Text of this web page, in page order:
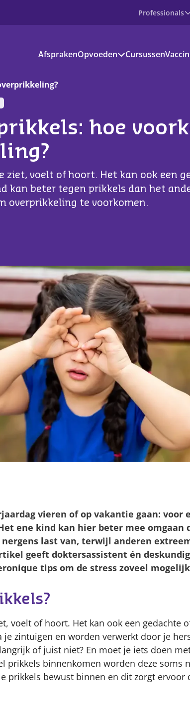
Professionals
Prenataal
AfsprakenOpvoeden
vrije tijd
en websites
Cursussen
hoe
ziet, voelt of hoort. Het kan ook een
kan beter tegen prikkels dan het
overprikkeling te voorkomen.
Content
vieren of op vakantie gaan: voor
ene kind kan hier beter mee omgaan
nergens last van, terwijl anderen
geeft doktersassistent én
tips om de stress zoveel
voelt of hoort. Het kan ook een gedachte
je zintuigen en worden verwerkt door je
of juist niet? En moet je iets doen met
prikkels binnenkomen worden deze soms
prikkels bewust binnen en dit zorgt ervoor